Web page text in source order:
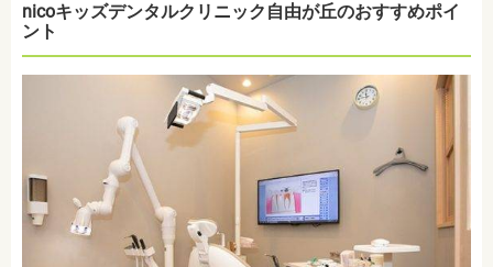
nicoキッズデンタルクリニック自由が丘のおすすめポイ
ント